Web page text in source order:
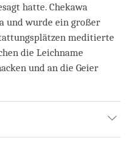
hatte. Chekawa
und wurde ein großer
meditierte
die Leichname
und an die Geier